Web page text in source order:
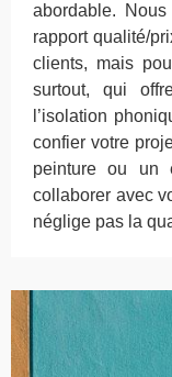
abordable.
rapport qualité/
clients, mais
surtout, qui
l’isolation
confier votre
peinture ou un
collaborer avec
néglige pas la